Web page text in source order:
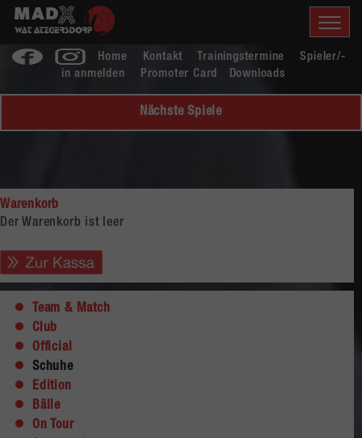
Home Kontakt Trainingstermine
Spieler/-
in anmelden
Promoter Card Downloads
Nächste Spiele
Warenkorb
Der Warenkorb ist leer
Team & Match
Club
Official
Schuhe
Edition
Bälle
On Tour